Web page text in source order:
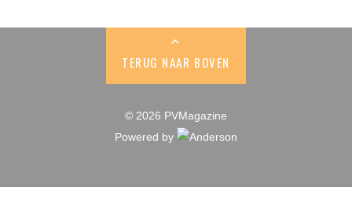
TERUG NAAR BOVEN
© 2026 PVMagazine
Powered by